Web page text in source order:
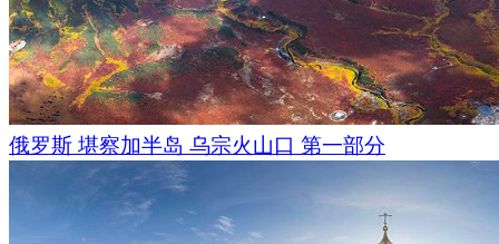
俄罗斯 堪察加半岛 乌宗火山口 第一部分